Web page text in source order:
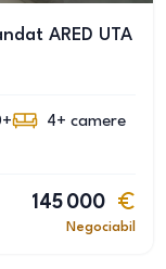
ARED UTA
4+ camere
145 000
Negociabil